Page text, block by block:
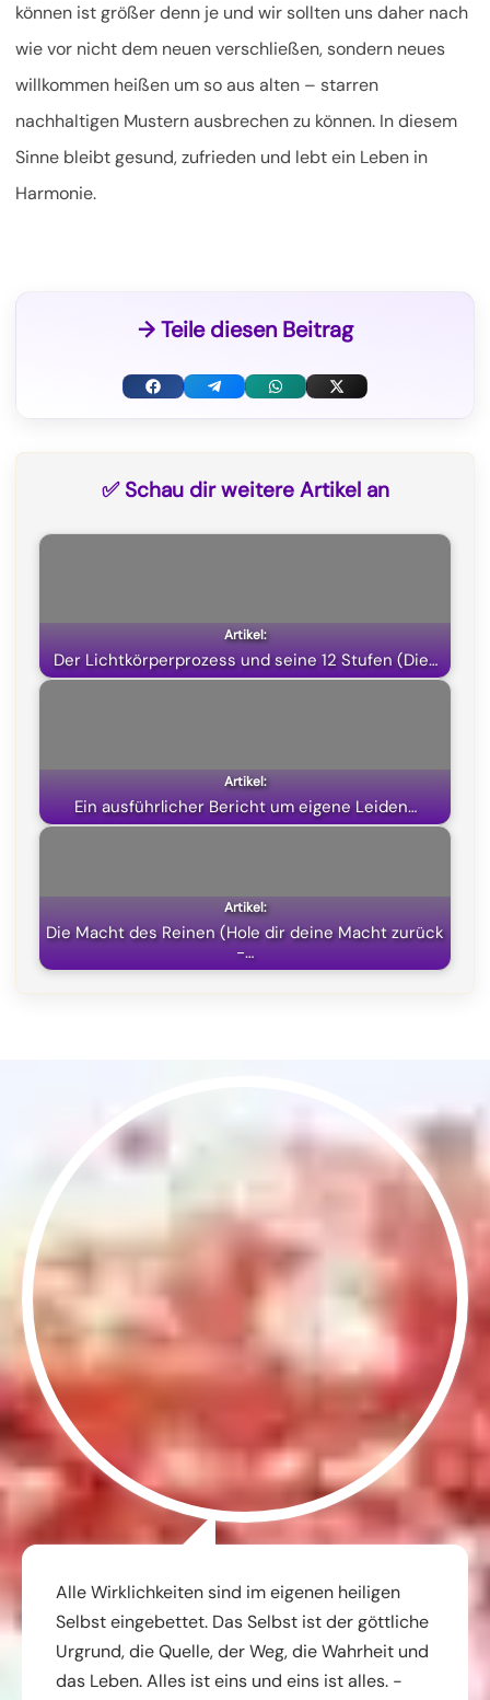
können ist größer denn je und wir sollten uns daher nach
wie vor nicht dem neuen verschließen, sondern neues
willkommen heißen um so aus alten – starren
nachhaltigen Mustern ausbrechen zu können. In diesem
Sinne bleibt gesund, zufrieden und lebt ein Leben in
Harmonie.
→ Teile diesen Beitrag
F
o
k
T
a
m
W
p
p
X
T
t
e
✅ Schau dir weitere Artikel an
Der Lichtkörperprozess und seine 12 Stufen (Die…
Ein ausführlicher Bericht um eigene Leiden…
Die Macht des Reinen (Hole dir deine Macht zurück
-…
Alle Wirklichkeiten sind im eigenen heiligen
Selbst eingebettet. Das Selbst ist der göttliche
Urgrund, die Quelle, der Weg, die Wahrheit und
das Leben. Alles ist eins und eins ist alles. -